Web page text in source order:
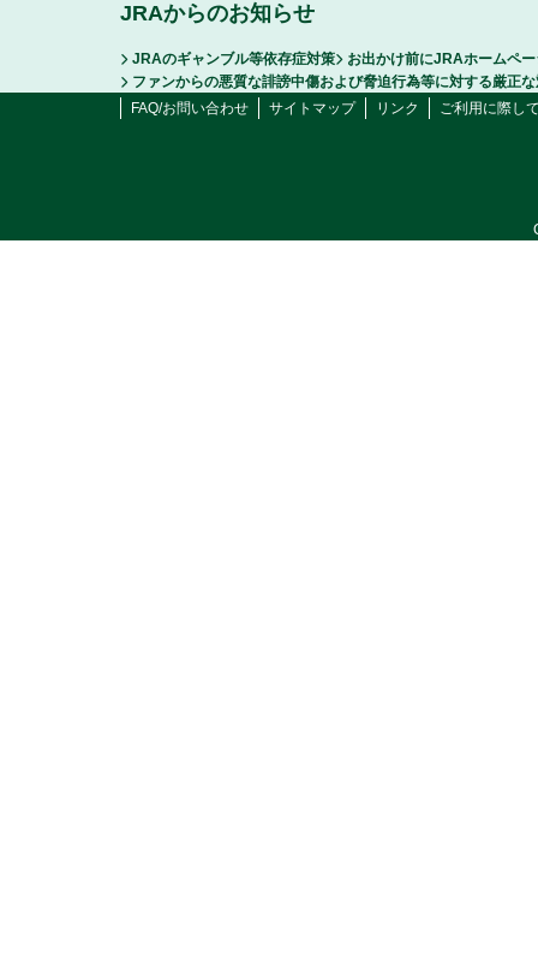
JRAからのお知らせ
JRAのギャンブル等依存症対策
お出かけ前にJRAホームペ
ファンからの悪質な誹謗中傷および脅迫行為等に対する厳正
FAQ/お問い合わせ
サイトマップ リンク ご利用に際し